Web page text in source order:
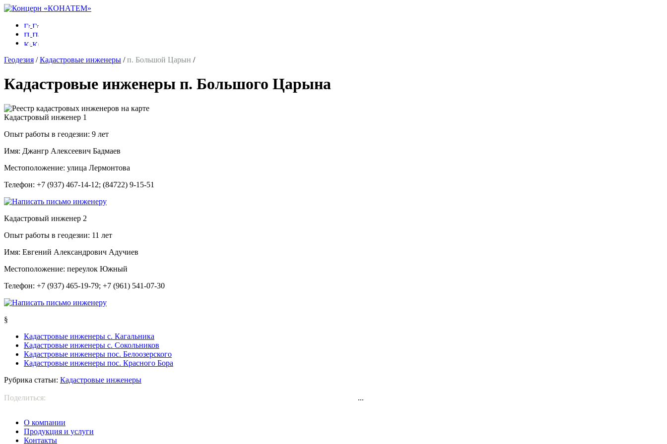
Геодезия /Кадастровые инженеры /п. Большой Царын /
Кадастровые инженеры п. Большого Царына
Кадастровый инженер 1
Опыт работы в геодезии: 9 лет
Имя: Джангр Алексеевич Бадмаев
Местоположение: улица Лермонтова
Телефон: +7 (937) 467-14-12; (84722) 9-15-51
Кадастровый инженер 2
Опыт работы в геодезии: 11 лет
Имя: Евгений Александрович Адучиев
Местоположение: переулок Южный
Телефон: +7 (937) 465-19-79; +7 (961) 541-07-30
§
Кадастровые инженеры с. Кагальника
Кадастровые инженеры с. Сокольников
Кадастровые инженеры пос. Белоозерского
Кадастровые инженеры пос. Красного Бора
Рубрика статьи: Кадастровые инженеры
Поделиться: ...
О компании
Продукция и услуги
Контакты